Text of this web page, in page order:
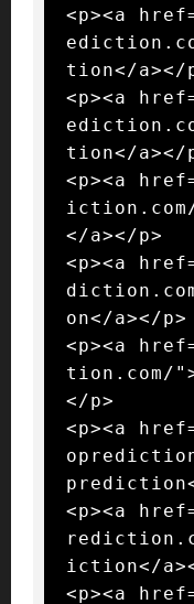
<p><a
tion</a></
<p><a
tion</a></
<p><a
</a></p>
<p><a
on</a></p>
<p><a
tion.com/
</p>
<p><a
<p><a
iction</
<p><a